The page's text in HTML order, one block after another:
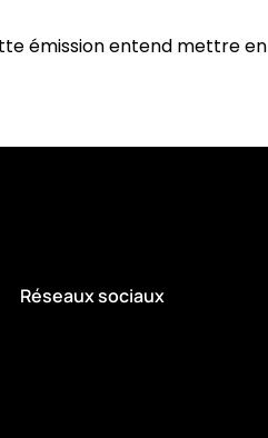
émission entend mettre en
Réseaux sociaux